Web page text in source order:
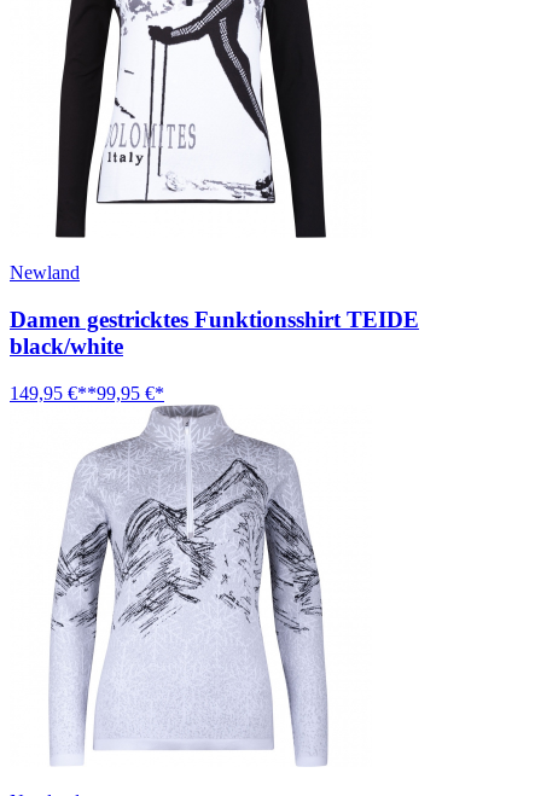
Newland
Damen gestricktes Funktionsshirt TEIDE
black/white
149,95 €**99,95 €*